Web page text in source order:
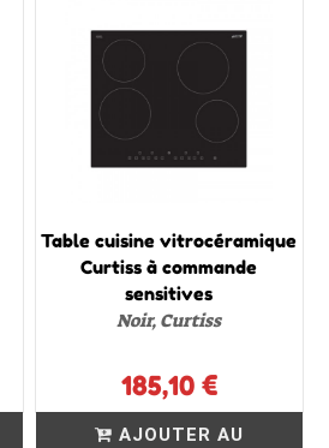
Table cuisine vitrocéramique
Curtiss à commande
sensitives
Noir, Curtiss
185,10 €
AJOUTER AU